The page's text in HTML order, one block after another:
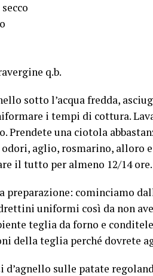
q.b.
sotto l’acqua fredda,
i tempi di cottura.
Prendete una ciotola
aglio, rosmarino, alloro
il tutto per almeno 12/14 ore.
preparazione: cominciamo
uniformi così da non
teglia da forno e
della teglia perché dovrete
d’agnello sulle patate